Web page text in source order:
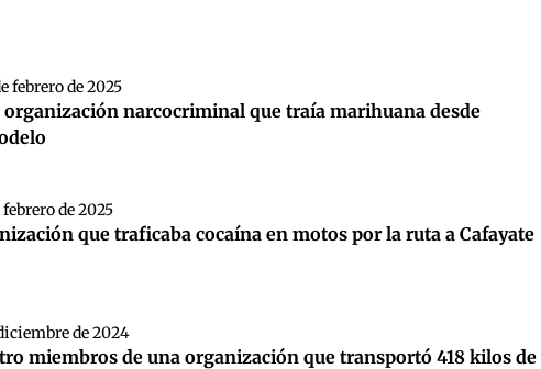
febrero de 2025
narcocriminal que traía marihuana desde
de 2025
que traficaba cocaína en motos por la ruta a Cafayate
de 2024
miembros de una organización que transportó 418 kilos de